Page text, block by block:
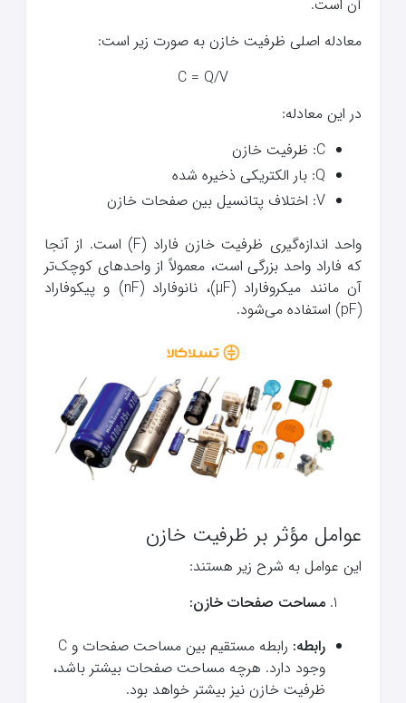
آن است.
معادله اصلی ظرفیت خازن به صورت زیر است:
C = Q/V
در این معادله:
C: ظرفیت خازن
Q: بار الکتریکی ذخیره شده
V: اختلاف پتانسیل بین صفحات خازن
واحد اندازه‌گیری ظرفیت خازن فاراد (F) است. از آنجا
که فاراد واحد بزرگی است، معمولاً از واحدهای کوچک‌تر
آن مانند میکروفاراد (µF)، نانوفاراد (nF) و پیکوفاراد
(pF) استفاده می‌شود.
عوامل مؤثر بر ظرفیت خازن
این عوامل به شرح زیر هستند:
مساحت صفحات خازن:
رابطه:
رابطه مستقیم بین مساحت صفحات و C
وجود دارد. هرچه مساحت صفحات بیشتر باشد،
ظرفیت خازن نیز بیشتر خواهد بود.